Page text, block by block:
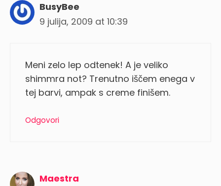
BusyBee
9 julija, 2009 at 10:39
Meni zelo lep odtenek! A je veliko
shimmra not? Trenutno iščem enega v
tej barvi, ampak s creme finišem.
Odgovori
Maestra